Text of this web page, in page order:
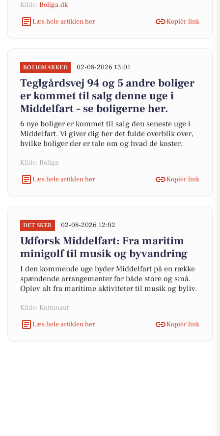
Kilde: Boliga.dk
Læs hele artiklen her
Kopiér link
BOLIGMARKED 02-08-2026 13:01
Teglgårdsvej 94 og 5 andre boliger
er kommet til salg denne uge i
Middelfart - se boligerne her.
6 nye boliger er kommet til salg den seneste uge i
Middelfart. Vi giver dig her det fulde overblik over,
hvilke boliger der er tale om og hvad de koster.
Kilde: Boliga
Læs hele artiklen her
Kopiér link
DET SKER 02-08-2026 12:02
Udforsk Middelfart: Fra maritim
minigolf til musik og byvandring
I den kommende uge byder Middelfart på en række
spændende arrangementer for både store og små.
Oplev alt fra maritime aktiviteter til musik og byliv.
Kilde: Kultunaut
Læs hele artiklen her
Kopiér link